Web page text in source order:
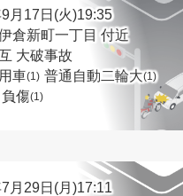
月17日(火)19:35
倉新町一丁目 付近
大破事故
車(1) 普通自動二輪大(1)
負傷(1)
月29日(月)17:11